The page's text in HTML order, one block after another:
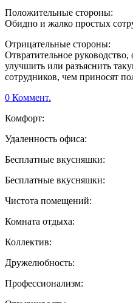
Положительные стороны:
Обидно и жалко простых
Отрицательные стороны:
Отвратительное
улучшить или разъяснить
сотрудников, чем приносят
0 Коммент.
Комфорт:
Удаленность офиса:
Бесплатные вкусняшки:
Бесплатные вкусняшки:
Чистота помещений:
Комната отдыха:
Коллектив:
Дружелюбность:
Профессионализм: